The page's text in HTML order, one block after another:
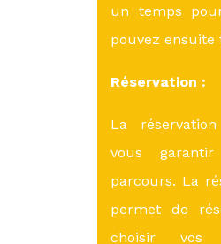
un temps
pouvez ensuite
Réservation :
La
vous
parcours. La
permet de
choisir vos